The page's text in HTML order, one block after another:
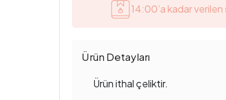
14:00’a kadar verilen
Ürün Detayları
Ürün ithal çeliktir.